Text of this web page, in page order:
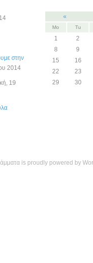
στην
2014
19
«
Mo Tu
1
2
8
9
15
16
22
23
29
30
is proudly powered by